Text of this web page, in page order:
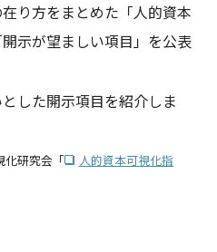
り方をまとめた「人的資本
示が望ましい項目」を公表
した開示項目を紹介しま
研究会「
人的資本可視化指